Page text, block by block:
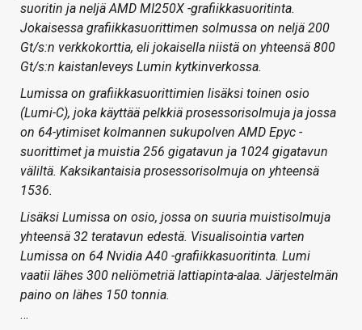
suoritin ja neljä AMD MI250X -grafiikkasuoritinta.
Jokaisessa grafiikkasuorittimen solmussa on neljä 200
Gt/s:n verkkokorttia, eli jokaisella niistä on yhteensä 800
Gt/s:n kaistanleveys Lumin kytkinverkossa.
Lumissa on grafiikkasuorittimien lisäksi toinen osio
(Lumi-C), joka käyttää pelkkiä prosessorisolmuja ja jossa
on 64-ytimiset kolmannen sukupolven AMD Epyc -
suorittimet ja muistia 256 gigatavun ja 1024 gigatavun
väliltä. Kaksikantaisia prosessorisolmuja on yhteensä
1536.
Lisäksi Lumissa on osio, jossa on suuria muistisolmuja
yhteensä 32 teratavun edestä. Visualisointia varten
Lumissa on 64 Nvidia A40 -grafiikkasuoritinta. Lumi
vaatii lähes 300 neliömetriä lattiapinta-alaa. Järjestelmän
paino on lähes 150 tonnia.
…